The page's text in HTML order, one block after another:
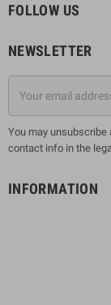
FOLLOW US
NEWSLETTER
You may unsubscribe
contact info in the
INFORMATION